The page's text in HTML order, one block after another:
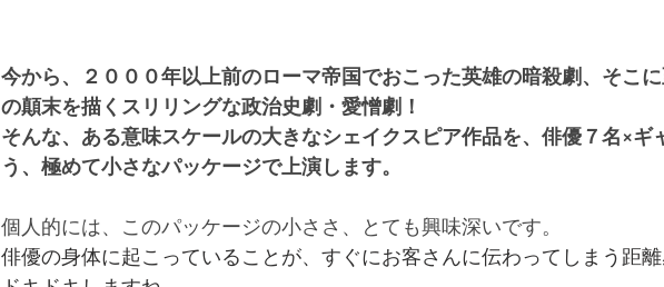
今から、２０００年以上前のローマ帝国でおこった英雄の暗殺劇、そこ
の顛末を描くスリリングな政治史劇・愛憎劇！
そんな、ある意味スケールの大きなシェイクスピア作品を、俳優７名×ギ
う、極めて小さなパッケージで上演します。
個人的には、このパッケージの小ささ、とても興味深いです。
俳優の身体に起こっていることが、すぐにお客さんに伝わってしまう距離